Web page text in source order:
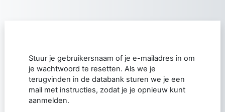
Stuur je gebruikersnaam of je e-mailadres in om
je wachtwoord te resetten. Als we je
terugvinden in de databank sturen we je een
mail met instructies, zodat je je opnieuw kunt
aanmelden.